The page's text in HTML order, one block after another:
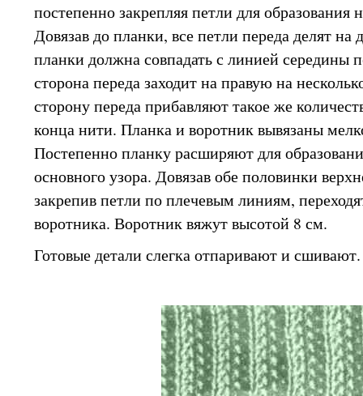
постепенно закрепляя петли для
Довязав до планки, все петли переда делят на
планки должна совпадать с линией середины
сторона переда заходит на правую на
сторону переда прибавляют такое же
конца нити. Планка и воротник вывязаны
Постепенно планку расширяют для
основного узора. Довязав обе половинки
закрепив петли по плечевым линиям,
воротника. Воротник вяжут высотой 8 см.
Готовые детали слегка отпаривают и сшивают.